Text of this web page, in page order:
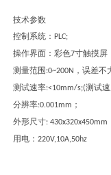
技术参数
控制系统： PLC;
操作界面：彩色7寸触摸屏
测量范围 :0~200N ，误差不
测试速率:<10mm/s;(测试
分辨率:0.001mm ；
外形尺寸: 430x320x450mm
用电： 220V,10A,50hz